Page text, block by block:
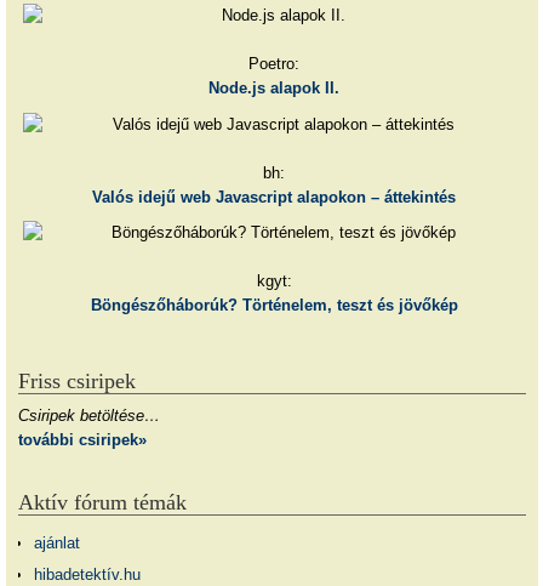
Poetro:
Node.js alapok II.
bh:
Valós idejű web Javascript alapokon – áttekintés
kgyt:
Böngészőháborúk? Történelem, teszt és jövőkép
Friss csiripek
Csiripek betöltése…
további csiripek»
Aktív fórum témák
ajánlat
hibadetektív.hu